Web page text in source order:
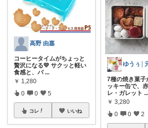
高野 由嘉
コーヒータイムがちょっと
贅沢になる💛 サクッと軽い
食感と、バ ...
￥ 1,280
0 0 5
コレ いいね
7種の焼き菓子
ッキー缶で、
レ・ガレット ...
￥ 3,280
0 0 2